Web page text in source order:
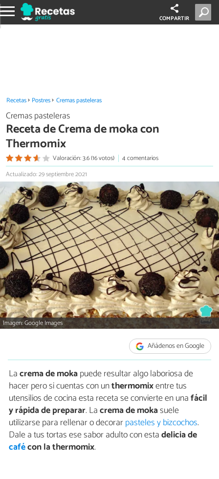
COMPARTIR
Recetas Postres Cremas pasteleras
Cremas pasteleras
Receta de Crema de moka con
Thermomix
Valoración: 3.6 (16 votos)
4 comentarios
Actualizado: 29 septiembre 2021
Imagen: Google Images
Añádenos en Google
Lacrema de mokapuede resultar algo laboriosa de
hacer pero si cuentas con unthermomixentre tus
utensilios de cocina esta receta se convierte en unafácil
y rápida de preparar. Lacrema de mokasuele
utilizarse para rellenar o decorarpasteles y bizcochos.
Dale a tus tortas ese sabor adulto con estadelicia de
cafécon la thermomix.